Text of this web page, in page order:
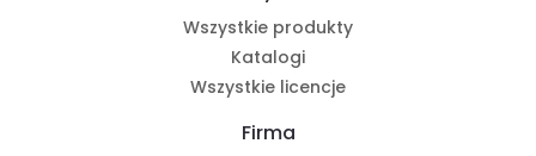
Wszystkie produkty
Katalogi
Wszystkie licencje
Firma